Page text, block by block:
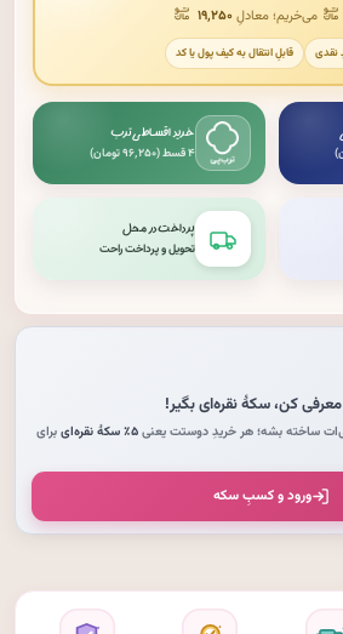
می‌خریم؛ معادلِ۱۹٬۲۵۰
قابلِ انتقال به کیف پول یا کد
خرید اقساطی ترب
۴ قسط (۹۶٬۲۵۰ تومان)
پرداخت در محل
تحویل و پرداخت راحت
کن،سکهٔ نقره‌ایبگیر!
ساخته بشه؛ هر خریدِ دوستت یعنی۵٪ سکهٔ نقره‌ای
برای
ورود و کسبِ سکه